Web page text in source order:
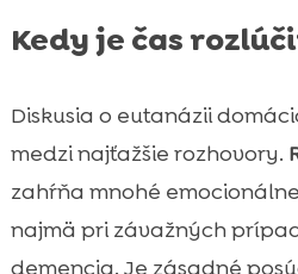
Kedy je čas
Diskusia o eutanázii
medzi najťažšie rozhovory.
zahŕňa mnohé
najmä pri závažných
demencia. Je zásadné